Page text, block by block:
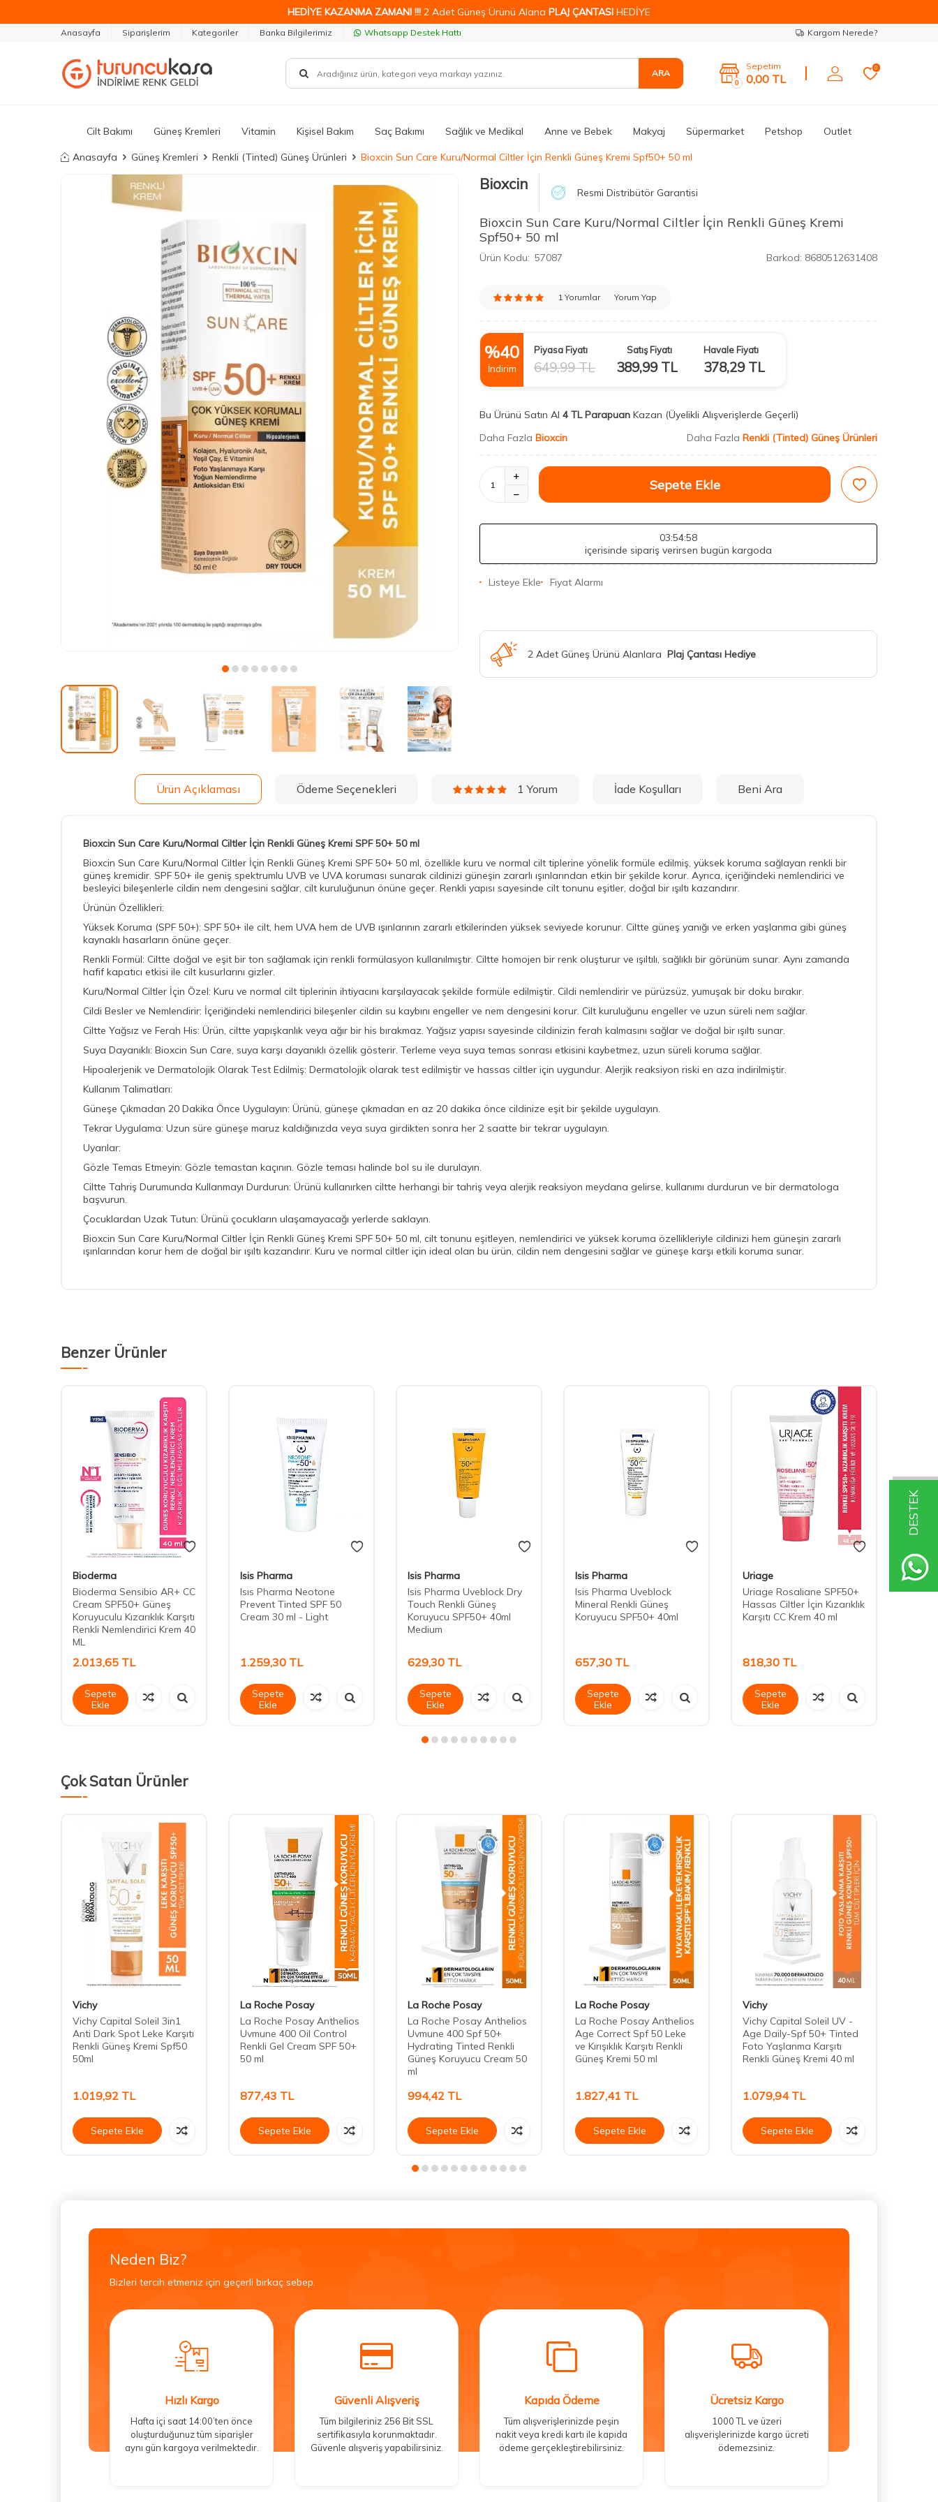
DESTEK
HEDİYE KAZANMA ZAMANI !!! 2 Adet Güneş Ürünü Alana PLAJ ÇANTASI HEDİYE
Anasayfa Siparişlerim Kategoriler Banka Bilgilerimiz Whatsapp Destek Hattı Kargom Nerede?
ARA
0
Sepetim
0,00 TL
0
Cilt Bakımı Güneş Kremleri Vitamin Kişisel Bakım Saç Bakımı Sağlık ve Medikal Anne ve Bebek Makyaj Süpermarket Petshop Outlet
Anasayfa Güneş Kremleri Renkli (Tinted) Güneş Ürünleri Bioxcin Sun Care Kuru/Normal Ciltler İçin Renkli Güneş Kremi Spf50+ 50 ml
Bioxcin Resmi Distribütör Garantisi
Bioxcin Sun Care Kuru/Normal Ciltler İçin Renkli Güneş Kremi
Spf50+ 50 ml
Ürün Kodu: 57087 Barkod: 8680512631408
1 Yorumlar Yorum Yap
%40
İndirim
Piyasa Fiyatı
649,99TL
Satış Fiyatı
389,99TL
Havale Fiyatı
378,29TL
Bu Ürünü Satın Al 4 TL Parapuan Kazan (Üyelikli Alışverişlerde Geçerli)
Daha Fazla Bioxcin Daha Fazla Renkli (Tinted) Güneş Ürünleri
Sepete Ekle
03:54:57
içerisinde sipariş verirsen bugün kargoda
Listeye Ekle Fiyat Alarmı
2 Adet Güneş Ürünü Alanlara Plaj Çantası Hediye
Ürün Açıklaması Ödeme Seçenekleri 1 Yorum İade Koşulları Beni Ara
Bioxcin Sun Care Kuru/Normal Ciltler İçin Renkli Güneş Kremi SPF 50+ 50 ml
Bioxcin Sun Care Kuru/Normal Ciltler İçin Renkli Güneş Kremi SPF 50+ 50 ml, özellikle kuru ve normal cilt tiplerine yönelik formüle edilmiş, yüksek koruma sağlayan renkli bir
güneş kremidir. SPF 50+ ile geniş spektrumlu UVB ve UVA koruması sunarak cildinizi güneşin zararlı ışınlarından etkin bir şekilde korur. Ayrıca, içeriğindeki nemlendirici ve
besleyici bileşenlerle cildin nem dengesini sağlar, cilt kuruluğunun önüne geçer. Renkli yapısı sayesinde cilt tonunu eşitler, doğal bir ışıltı kazandırır.
Ürünün Özellikleri:
Yüksek Koruma (SPF 50+): SPF 50+ ile cilt, hem UVA hem de UVB ışınlarının zararlı etkilerinden yüksek seviyede korunur. Ciltte güneş yanığı ve erken yaşlanma gibi güneş
kaynaklı hasarların önüne geçer.
Renkli Formül: Ciltte doğal ve eşit bir ton sağlamak için renkli formülasyon kullanılmıştır. Ciltte homojen bir renk oluşturur ve ışıltılı, sağlıklı bir görünüm sunar. Aynı zamanda
hafif kapatıcı etkisi ile cilt kusurlarını gizler.
Kuru/Normal Ciltler İçin Özel: Kuru ve normal cilt tiplerinin ihtiyacını karşılayacak şekilde formüle edilmiştir. Cildi nemlendirir ve pürüzsüz, yumuşak bir doku bırakır.
Cildi Besler ve Nemlendirir: İçeriğindeki nemlendirici bileşenler cildin su kaybını engeller ve nem dengesini korur. Cilt kuruluğunu engeller ve uzun süreli nem sağlar.
Ciltte Yağsız ve Ferah His: Ürün, ciltte yapışkanlık veya ağır bir his bırakmaz. Yağsız yapısı sayesinde cildinizin ferah kalmasını sağlar ve doğal bir ışıltı sunar.
Suya Dayanıklı: Bioxcin Sun Care, suya karşı dayanıklı özellik gösterir. Terleme veya suya temas sonrası etkisini kaybetmez, uzun süreli koruma sağlar.
Hipoalerjenik ve Dermatolojik Olarak Test Edilmiş: Dermatolojik olarak test edilmiştir ve hassas ciltler için uygundur. Alerjik reaksiyon riski en aza indirilmiştir.
Kullanım Talimatları:
Güneşe Çıkmadan 20 Dakika Önce Uygulayın: Ürünü, güneşe çıkmadan en az 20 dakika önce cildinize eşit bir şekilde uygulayın.
Tekrar Uygulama: Uzun süre güneşe maruz kaldığınızda veya suya girdikten sonra her 2 saatte bir tekrar uygulayın.
Uyarılar:
Gözle Temas Etmeyin: Gözle temastan kaçının. Gözle teması halinde bol su ile durulayın.
Ciltte Tahriş Durumunda Kullanmayı Durdurun: Ürünü kullanırken ciltte herhangi bir tahriş veya alerjik reaksiyon meydana gelirse, kullanımı durdurun ve bir dermatologa
başvurun.
Çocuklardan Uzak Tutun: Ürünü çocukların ulaşamayacağı yerlerde saklayın.
Bioxcin Sun Care Kuru/Normal Ciltler İçin Renkli Güneş Kremi SPF 50+ 50 ml, cilt tonunu eşitleyen, nemlendirici ve yüksek koruma özellikleriyle cildinizi hem güneşin zararlı
ışınlarından korur hem de doğal bir ışıltı kazandırır. Kuru ve normal ciltler için ideal olan bu ürün, cildin nem dengesini sağlar ve güneşe karşı etkili koruma sunar.
Benzer Ürünler
Bioderma
Bioderma Sensibio AR+ CC
Cream SPF50+ Güneş
Koruyuculu Kızarıklık Karşıtı
Renkli Nemlendirici Krem 40
ML
2.013,65 TL
Sepete
Ekle
Isis Pharma
Isıs Pharma Neotone
Prevent Tinted SPF 50
Cream 30 ml - Light
1.259,30 TL
Sepete
Ekle
Isis Pharma
Isis Pharma Uveblock Dry
Touch Renkli Güneş
Koruyucu SPF50+ 40ml
Medium
629,30 TL
Sepete
Ekle
Isis Pharma
Isis Pharma Uveblock
Mineral Renkli Güneş
Koruyucu SPF50+ 40ml
657,30 TL
Sepete
Ekle
Uriage
Uriage Rosaliane SPF50+
Hassas Ciltler İçin Kızarıklık
Karşıtı CC Krem 40 ml
818,30 TL
Sepete
Ekle
Çok Satan Ürünler
Vichy
Vichy Capital Soleil 3in1
Anti Dark Spot Leke Karşıtı
Renkli Güneş Kremi Spf50
50ml
1.019,92 TL
Sepete Ekle
La Roche Posay
La Roche Posay Anthelios
Uvmune 400 Oil Control
Renkli Gel Cream SPF 50+
50 ml
877,43 TL
Sepete Ekle
La Roche Posay
La Roche Posay Anthelios
Uvmune 400 Spf 50+
Hydrating Tinted Renkli
Güneş Koruyucu Cream 50
ml
994,42 TL
Sepete Ekle
La Roche Posay
La Roche Posay Anthelios
Age Correct Spf 50 Leke
ve Kırışıklık Karşıtı Renkli
Güneş Kremi 50 ml
1.827,41 TL
Sepete Ekle
Vichy
Vichy Capital Soleil UV -
Age Daily-Spf 50+ Tinted
Foto Yaşlanma Karşıtı
Renkli Güneş Kremi 40 ml
1.079,94TL
Sepete Ekle
Neden Biz?
Bizleri tercih etmeniz için geçerli birkaç sebep.
Hızlı Kargo
Hafta içi saat 14:00’ten önce
oluşturduğunuz tüm siparişler
aynı gün kargoya verilmektedir.
Güvenli Alışveriş
Tüm bilgileriniz 256 Bit SSL
sertifikasıyla korunmaktadır.
Güvenle alışveriş yapabilirsiniz.
Kapıda Ödeme
Tüm alışverişlerinizde peşin
nakit veya kredi kartı ile kapıda
ödeme gerçekleştirebilirsiniz.
Ücretsiz Kargo
1000 TL ve üzeri
alışverişlerinizde kargo ücreti
ödemezsiniz.